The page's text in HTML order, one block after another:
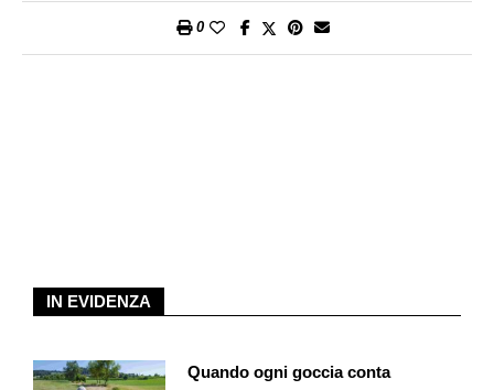
commissioni mensili o annuali per la tenuta del conto, possono
essere previste ad esempio spese per i bonifici o per i servizi
necessario reindirizzare tutti gli ordini permanenti e gli addebiti
diretti sul nuovo conto, in modo da continuare a pagare
4. Controllare il traffico dei pagamenti su entrambi i conti
0
IN EVIDENZA
Quando ogni goccia conta